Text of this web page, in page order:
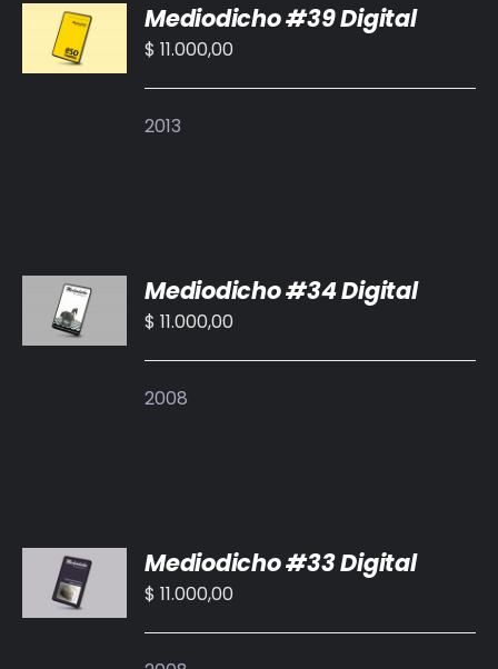
AL
CARRITO
/
Mediodicho #39 Digital
$ 11.000,00
2013
AL
CARRITO
/
Mediodicho #34 Digital
$ 11.000,00
2008
AL
CARRITO
/
Mediodicho #33 Digital
$ 11.000,00